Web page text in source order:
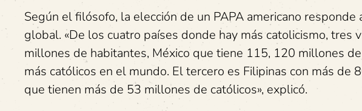
Según el filósofo, la elección de un PAPA americano
global. «De los cuatro países donde hay más catolicismo, tres
millones de habitantes, México que tiene 115, 120 millones
más católicos en el mundo. El tercero es Filipinas con más
que tienen más de 53 millones de católicos», explicó.